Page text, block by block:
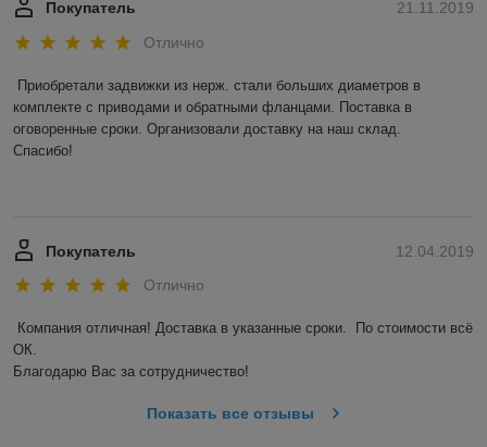
21.11.2019
Покупатель
Отлично
Приобретали задвижки из нерж. стали больших диаметров в
комплекте с приводами и обратными фланцами. Поставка в
оговоренные сроки. Организовали доставку на наш склад.
Спасибо!
12.04.2019
Покупатель
Отлично
Компания отличная! Доставка в указанные сроки.  По стоимости всё
ОК.
Благодарю Вас за сотрудничество!
Показать все отзывы